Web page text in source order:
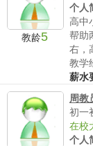
教龄5
个人
高中
帮助
右，
教学
薪水
周教
初一
在校
个人